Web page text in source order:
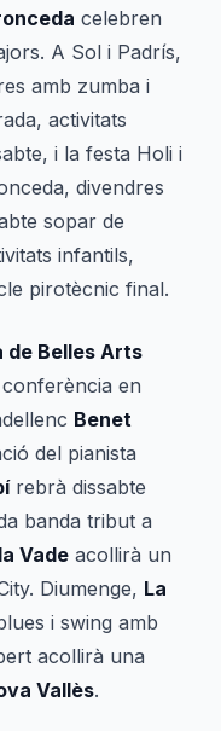
celebren
A Sol i Padrís,
amb zumba i
activitats
i la festa Holi i
divendres
sopar de
infantils,
pirotècnic final.
de Belles Arts
en
Benet
del pianista
rebrà dissabte
banda tribut a
Vade acollirà un
Diumenge, La
i swing amb
acollirà una
Vallès.